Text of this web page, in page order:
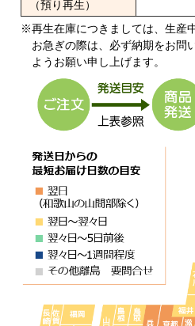
（預り再生）
※再生在庫につきましては、生産
お急ぎの際は、必ず納期をお問
ようお願い申し上げます。